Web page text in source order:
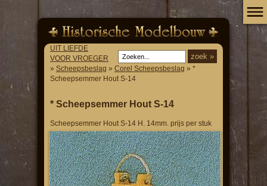
UIT LIEFDE
VOOR VROEGER
» Scheepsbeslag » Corel Scheepsbeslag » *
Scheepsemmer Hout S-14
* Scheepsemmer Hout S-14
Scheepsemmer Hout S-14 H. 14mm. prijs per stuk